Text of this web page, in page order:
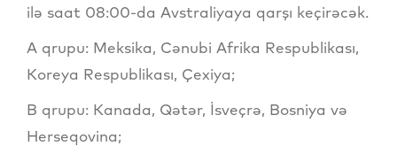
ilə saat 08:00-da Avstraliyaya qarşı keçirəcək.
A qrupu: Meksika, Cənubi Afrika Respublikası,
Koreya Respublikası, Çexiya;
B qrupu: Kanada, Qətər, İsveçrə, Bosniya və
Herseqovina;